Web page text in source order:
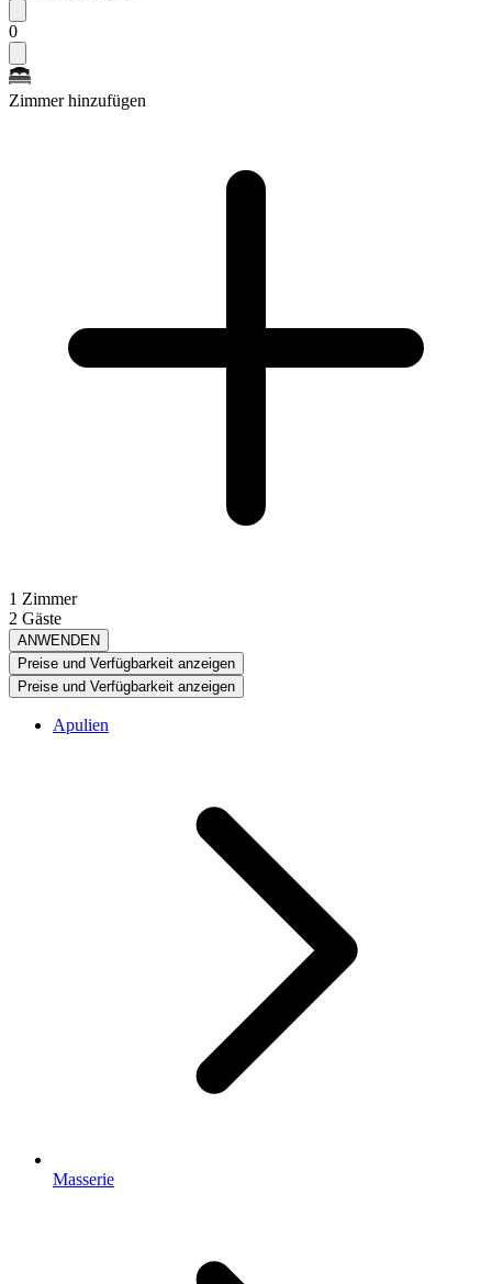
0
Zimmer hinzufügen
1 Zimmer
2 Gäste
ANWENDEN
Preise und Verfügbarkeit anzeigen
Preise und Verfügbarkeit anzeigen
Apulien
Masserie